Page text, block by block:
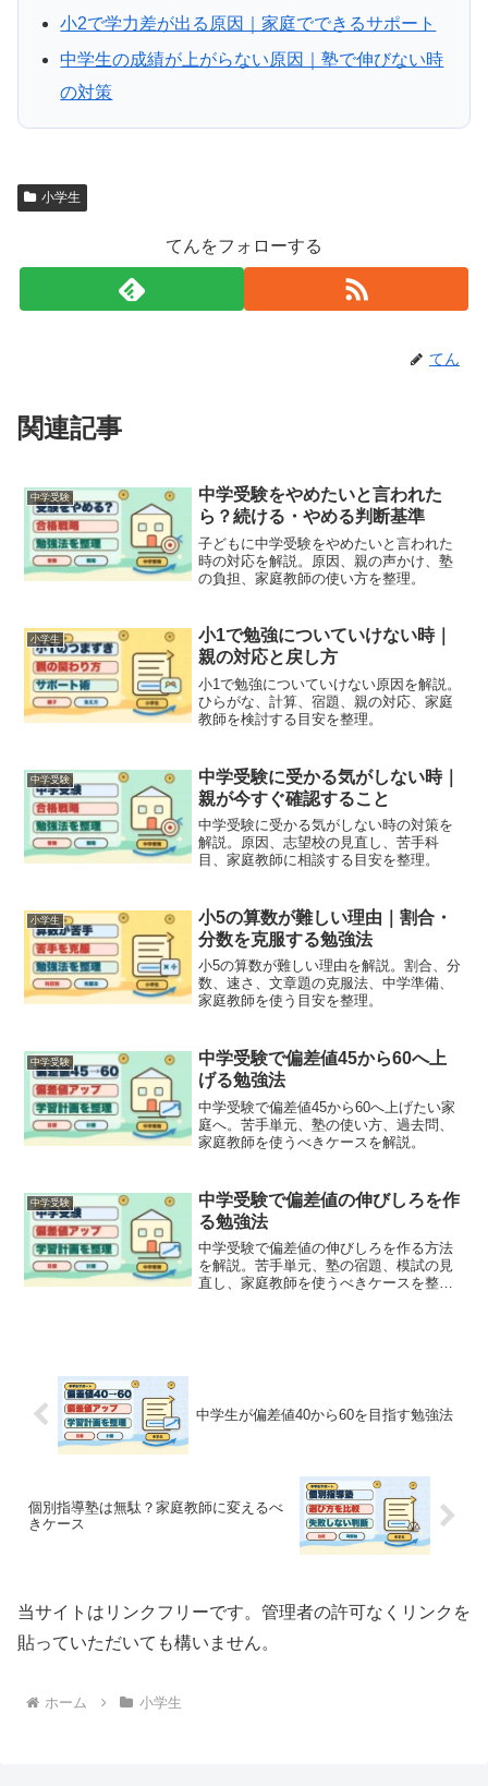
小2で学力差が出る原因｜家庭でできるサポート
中学生の成績が上がらない原因｜塾で伸びない時
の対策
小学生
てんをフォローする
てん
関連記事
中学受験
中学受験をやめたいと言われた
ら？続ける・やめる判断基準
子どもに中学受験をやめたいと言われた
時の対応を解説。原因、親の声かけ、塾
の負担、家庭教師の使い方を整理。
小学生
小1で勉強についていけない時｜
親の対応と戻し方
小1で勉強についていけない原因を解説。
ひらがな、計算、宿題、親の対応、家庭
教師を検討する目安を整理。
中学受験
中学受験に受かる気がしない時｜
親が今すぐ確認すること
中学受験に受かる気がしない時の対策を
解説。原因、志望校の見直し、苦手科
目、家庭教師に相談する目安を整理。
小学生
小5の算数が難しい理由｜割合・
分数を克服する勉強法
小5の算数が難しい理由を解説。割合、分
数、速さ、文章題の克服法、中学準備、
家庭教師を使う目安を整理。
中学受験
中学受験で偏差値45から60へ上
げる勉強法
中学受験で偏差値45から60へ上げたい家
庭へ。苦手単元、塾の使い方、過去問、
家庭教師を使うべきケースを解説。
中学受験
中学受験で偏差値の伸びしろを作
る勉強法
中学受験で偏差値の伸びしろを作る方法
を解説。苦手単元、塾の宿題、模試の見
直し、家庭教師を使うべきケースを整
中学生が偏差値40から60を目指す勉強法
個別指導塾は無駄？家庭教師に変えるべ
きケース
当サイトはリンクフリーです。管理者の許可なくリンクを
貼っていただいても構いません。
ホーム 小学生